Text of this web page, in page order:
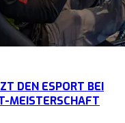
DEN ESPORT BEI
MEISTERSCHAFT